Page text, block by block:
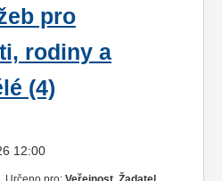
pro
rodiny a
(4)
12:00